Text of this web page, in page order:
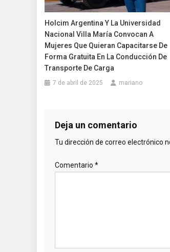
Holcim Argentina Y La Universidad
Nacional Villa María Convocan A
Mujeres Que Quieran Capacitarse De
Forma Gratuita En La Conducción De
Transporte De Carga
7 de abril de 2025 mariano
Deja un comentario
Tu dirección de correo electrónico
Comentario *